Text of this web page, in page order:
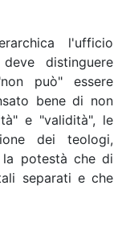
l'ufficio
distinguere
può" essere
bene di non
e "validità", le
dei teologi,
la potestà che di
separati e che